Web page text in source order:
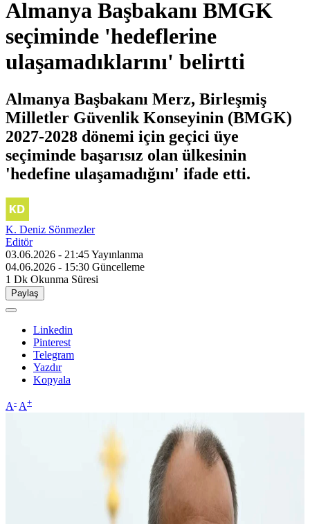
Almanya Başbakanı BMGK
seçiminde 'hedeflerine
ulaşamadıklarını' belirtti
Almanya Başbakanı Merz, Birleşmiş
Milletler Güvenlik Konseyinin (BMGK)
2027-2028 dönemi için geçici üye
seçiminde başarısız olan ülkesinin
'hedefine ulaşamadığını' ifade etti.
K. Deniz Sönmezler
Editör
03.06.2026 - 21:45Yayınlanma
04.06.2026 - 15:30 Güncelleme
1 Dk Okunma Süresi
Paylaş
Linkedin
Pinterest
Telegram
Yazdır
Kopyala
A- A+